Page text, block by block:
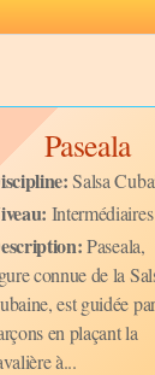
Paseala
Salsa
Intermédiaires
Paseala,
connue de la
est guidée
en plaçant la
à...